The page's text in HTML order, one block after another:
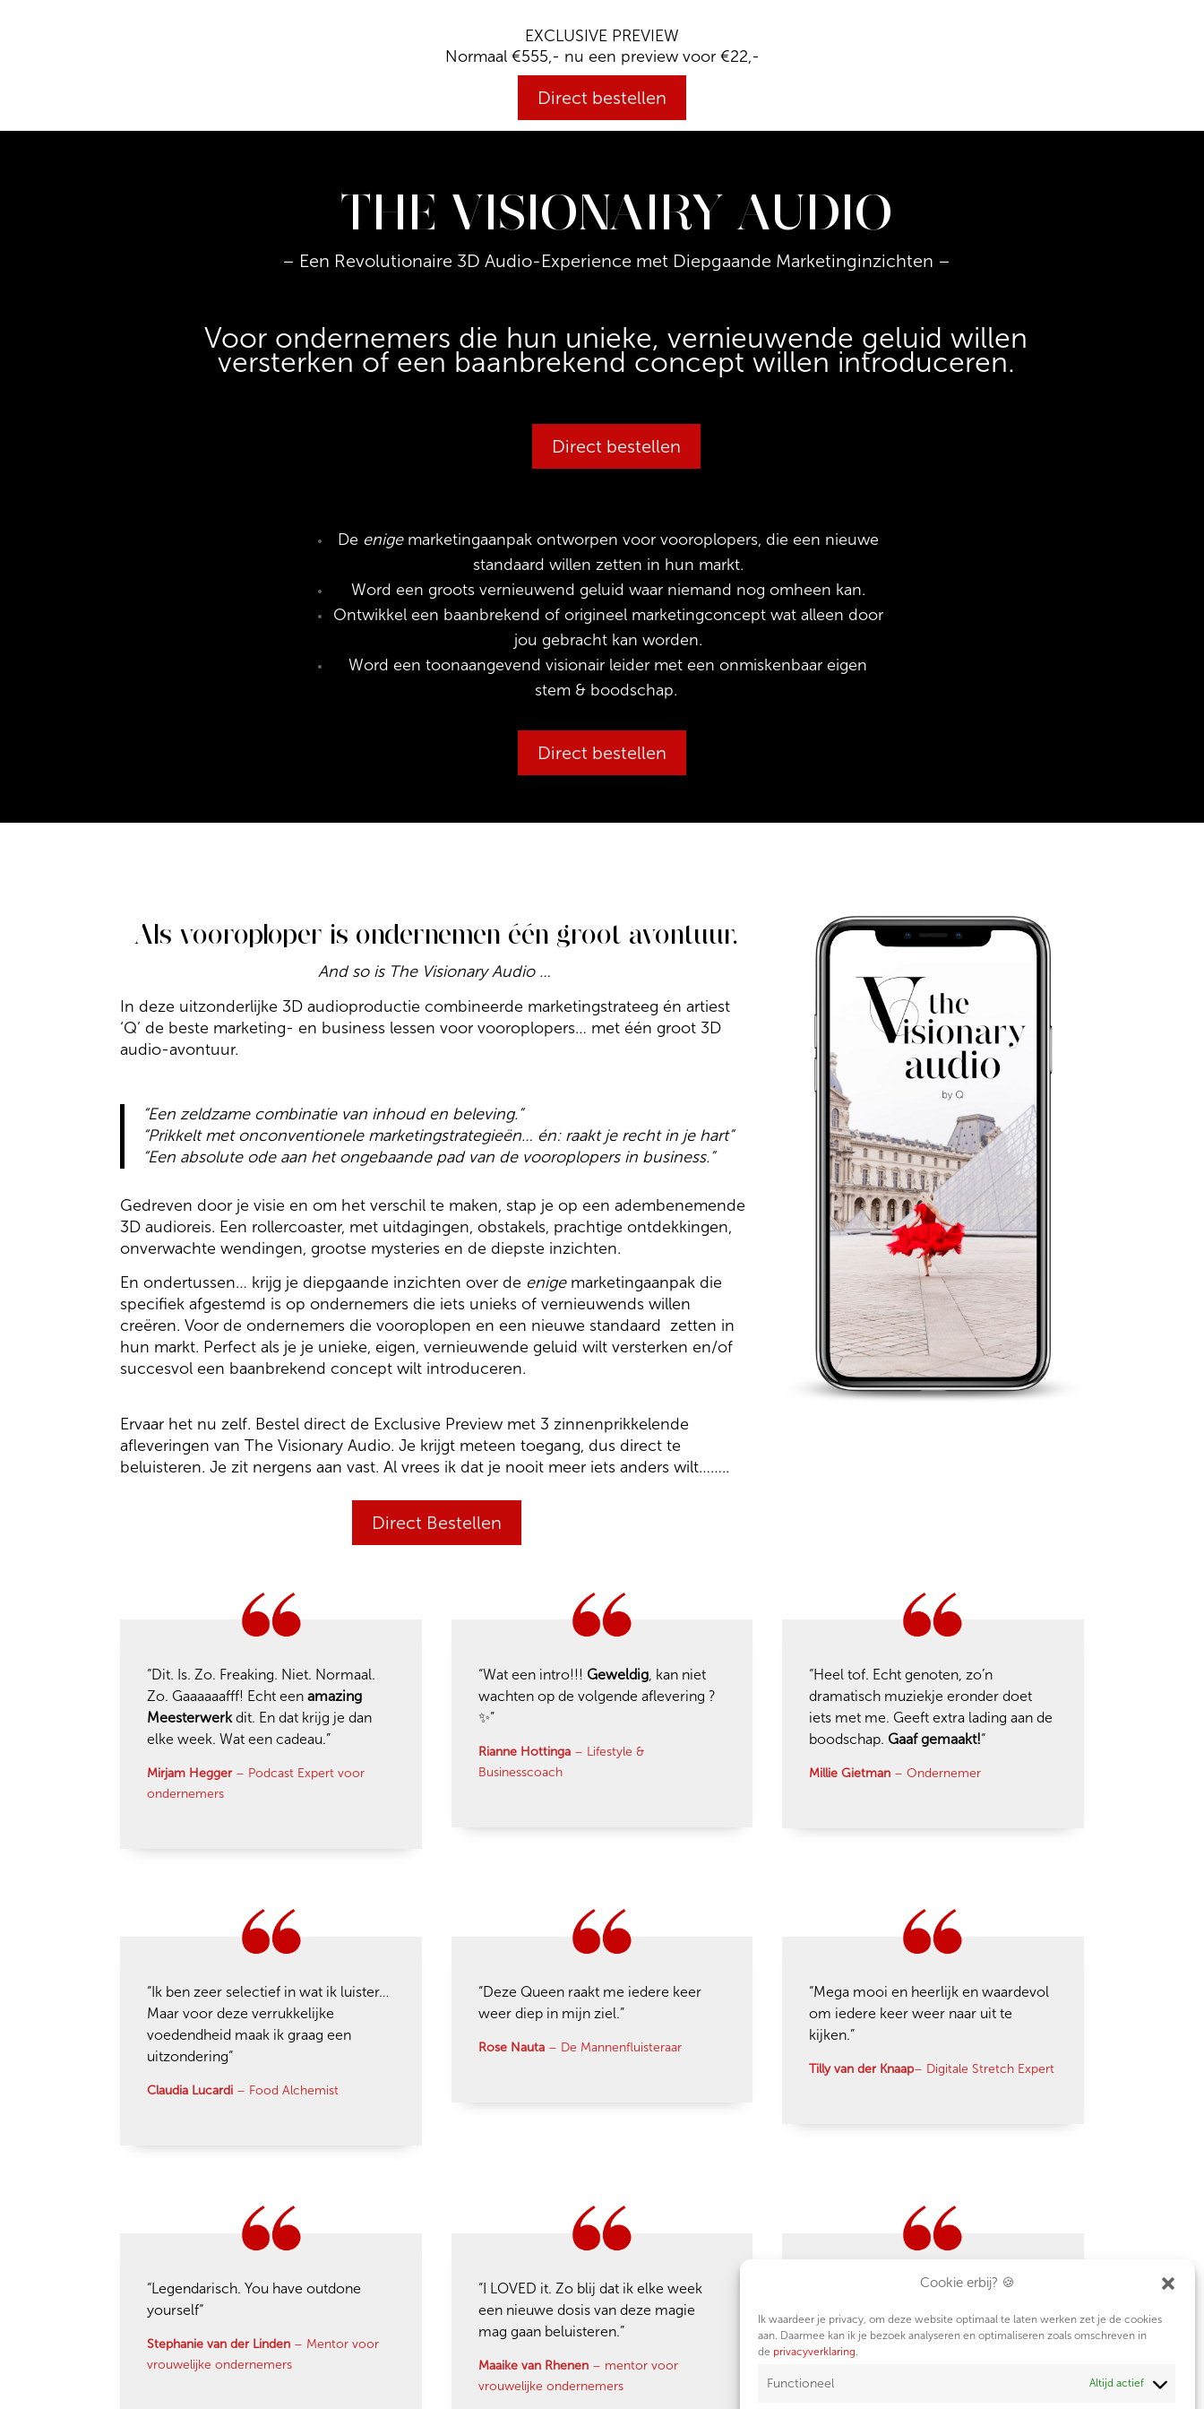
Cookie erbij? 🍪
Ik waardeer je privacy, om deze website optimaal te laten werken zet je de cookies
aan. Daarmee kan ik je bezoek analyseren en optimaliseren zoals omschreven in
de privacyverklaring.
Functioneel Altijd actief
EXCLUSIVE PREVIEW
Normaal €555,- nu een preview voor €22,-
Direct bestellen
THE VISIONAIRY AUDIO
– Een Revolutionaire 3D Audio-Experience met Diepgaande Marketinginzichten –
Voor ondernemers die hun unieke, vernieuwende geluid willen
versterken of een baanbrekend concept willen introduceren.
Direct bestellen
De enigemarketingaanpak ontworpen voor vooroplopers, die een nieuwe
standaard willen zetten in hun markt.
Word een groots vernieuwend geluid waar niemand nog omheen kan.
Ontwikkel een baanbrekend of origineel marketingconcept wat alleen door
jou gebracht kan worden.
Word een toonaangevend visionair leider met een onmiskenbaar eigen
stem & boodschap.
Direct bestellen
Als vooroploper is ondernemen één groot avontuur.
And so is The Visionary Audio …
In deze uitzonderlijke 3D audioproductie combineerde marketingstrateeg én artiest
‘Q’ de beste marketing- en business lessen voor vooroplopers… met één groot 3D
audio-avontuur.
“Een zeldzame combinatie van inhoud en beleving.”
“Prikkelt met onconventionele marketingstrategieën… én: raakt je recht in je hart”
“Een absolute ode aan het ongebaande pad van de vooroplopers in business.”
Gedreven door je visie en om het verschil te maken, stap je op een adembenemende
3D audioreis. Een rollercoaster, met uitdagingen, obstakels, prachtige ontdekkingen,
onverwachte wendingen, grootse mysteries en de diepste inzichten.
En ondertussen… krijg je diepgaande inzichten over de enigemarketingaanpak die
specifiek afgestemd is op ondernemers die iets unieks of vernieuwends willen
creëren. Voor de ondernemers die vooroplopen en een nieuwe standaard zetten in
hun markt. Perfect als je je unieke, eigen, vernieuwende geluid wilt versterken en/of
succesvol een baanbrekend concept wilt introduceren.
Ervaar het nu zelf. Bestel direct de Exclusive Preview met 3 zinnenprikkelende
afleveringen van The Visionary Audio. Je krijgt meteen toegang, dus direct te
beluisteren. Je zit nergens aan vast. Al vrees ik dat je nooit meer iets anders wilt……..
Direct Bestellen
“Dit. Is. Zo. Freaking. Niet. Normaal.
Zo. Gaaaaaafff! Echt eenamazing
Meesterwerkdit. En dat krijg je dan
elke week. Wat een cadeau.”
Mirjam Hegger– Podcast Expert voor
ondernemers
“Wat een intro!!! Geweldig, kan niet
wachten op de volgende aflevering ?
✨”
Rianne Hottinga– Lifestyle &
Businesscoach
“Heel tof. Echt genoten, zo’n
dramatisch muziekje eronder doet
iets met me. Geeft extra lading aan de
boodschap. Gaaf gemaakt!“
Millie Gietman– Ondernemer
“Ik ben zeer selectief in wat ik luister…
Maar voor deze verrukkelijke
voedendheid maak ik graag een
uitzondering“
Claudia Lucardi – Food Alchemist
“Deze Queen raakt me iedere keer
weer diep in mijn ziel.”
Rose Nauta– De Mannenfluisteraar
“Mega mooi en heerlijk en waardevol
om iedere keer weer naar uit te
kijken.”
Tilly van der Knaap– Digitale Stretch Expert
“Legendarisch. You have outdone
yourself“
Stephanie van der Linden – Mentor voor
vrouwelijke ondernemers
“I LOVED it. Zo blij dat ik elke week
een nieuwe dosis van deze magie
mag gaan beluisteren.”
Maaike van Rhenen– mentor voor
vrouwelijke ondernemers
“Ik ben er zooo blij mee. Ik kijk er
Joyce Dekkers– Stylist voor ondernemers